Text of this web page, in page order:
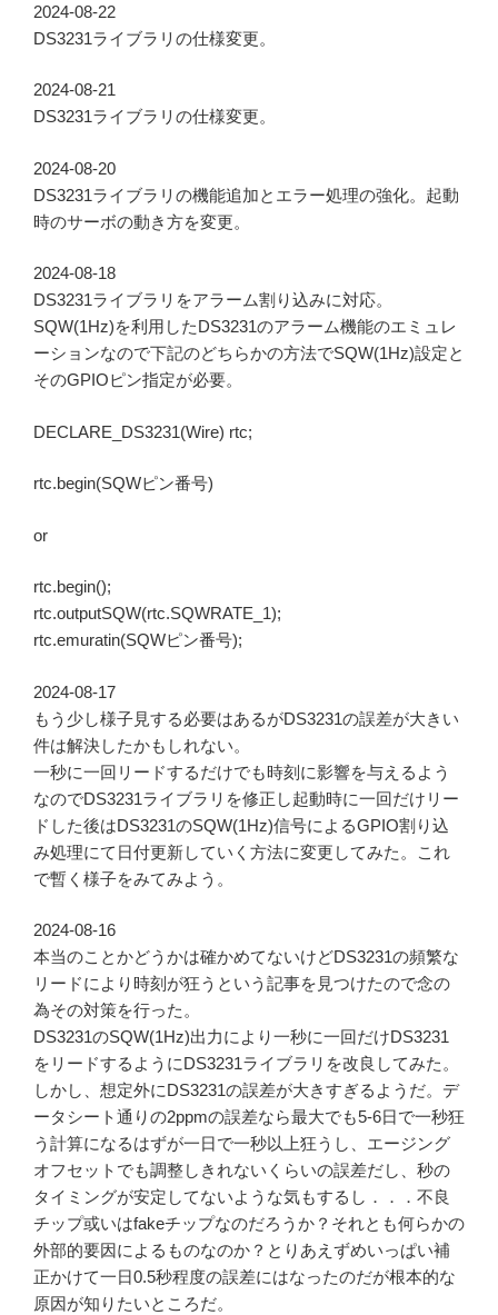
2024-08-22
DS3231ライブラリの仕様変更。
2024-08-21
DS3231ライブラリの仕様変更。
2024-08-20
DS3231ライブラリの機能追加とエラー処理の強化。起動
時のサーボの動き方を変更。
2024-08-18
DS3231ライブラリをアラーム割り込みに対応。
SQW(1Hz)を利用したDS3231のアラーム機能のエミュレ
ーションなので下記のどちらかの方法でSQW(1Hz)設定と
そのGPIOピン指定が必要。
DECLARE_DS3231(Wire) rtc;
rtc.begin(SQWピン番号)
or
rtc.begin();
rtc.outputSQW(rtc.SQWRATE_1);
rtc.emuratin(SQWピン番号);
2024-08-17
もう少し様子見する必要はあるがDS3231の誤差が大きい
件は解決したかもしれない。
一秒に一回リードするだけでも時刻に影響を与えるよう
なのでDS3231ライブラリを修正し起動時に一回だけリー
ドした後はDS3231のSQW(1Hz)信号によるGPIO割り込
み処理にて日付更新していく方法に変更してみた。これ
で暫く様子をみてみよう。
2024-08-16
本当のことかどうかは確かめてないけどDS3231の頻繁な
リードにより時刻が狂うという記事を見つけたので念の
為その対策を行った。
DS3231のSQW(1Hz)出力により一秒に一回だけDS3231
をリードするようにDS3231ライブラリを改良してみた。
しかし、想定外にDS3231の誤差が大きすぎるようだ。デ
ータシート通りの2ppmの誤差なら最大でも5-6日で一秒狂
う計算になるはずが一日で一秒以上狂うし、エージング
オフセットでも調整しきれないくらいの誤差だし、秒の
タイミングが安定してないような気もするし．．．不良
チップ或いはfakeチップなのだろうか？それとも何らかの
外部的要因によるものなのか？とりあえずめいっぱい補
正かけて一日0.5秒程度の誤差にはなったのだが根本的な
原因が知りたいところだ。